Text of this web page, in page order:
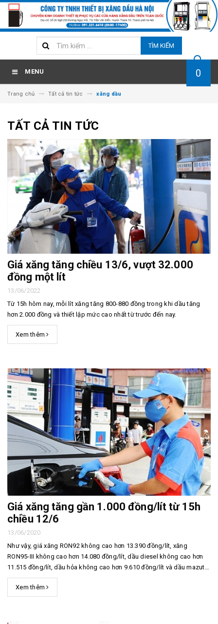
TÌM KIẾM
MENU 0
Trang chủ Tất cả tin tức xăng dầu
TẤT CẢ TIN TỨC
Giá xăng tăng chiều 13/6, vượt 32.000
đồng một lít
13/06/2022
Từ 15h hôm nay, mỗi lít xăng tăng 800-880 đồng trong khi dầu tăng
hơn 2.000 đồng và thiết lập mức cao nhất từ trước đến nay.
Xem thêm
Giá xăng tăng gần 1.000 đồng/lít từ 15h
chiều 12/6
13/06/2020
Như vậy, giá xăng RON92 không cao hơn 13.390 đồng/lít, xăng
RON95-III không cao hơn 14.080 đồng/lít, dầu diesel không cao hơn
11.515 đồng/lít, dầu hỏa không cao hơn 9.610 đồng/lít và dầu mazut
không cao hơn 10.322 đồng/kg.
Xem thêm